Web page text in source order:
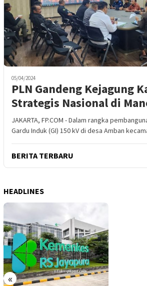
05/04/2024
PLN Gandeng Kejagung
Strategis Nasional di
JAKARTA, FP.COM - Dalam rangka
Gardu Induk (GI) 150 kV di desa Amban
BERITA TERBARU
HEADLINES
«